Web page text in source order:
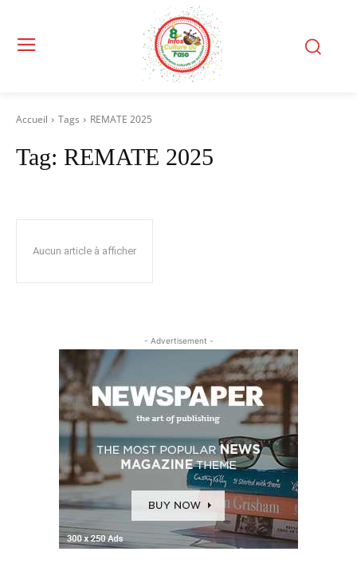
Accueil Tags REMATE 2025
Tag: REMATE 2025
Aucun article à afficher
- Advertisement -